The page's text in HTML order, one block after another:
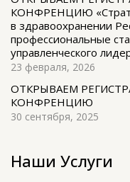
КОНФРЕНЦИЮ
в здравоохранении
профессиональные
управленческого
23 февраля, 2026
ОТКРЫВАЕМ
КОНФРЕНЦИЮ
30 сентября, 2025
Наши Услуги